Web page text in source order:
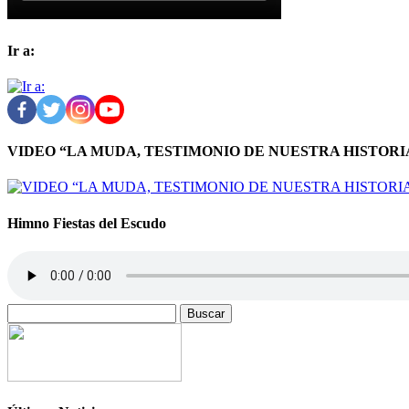
Ir a:
VIDEO “LA MUDA, TESTIMONIO DE NUESTRA
Himno Fiestas del Escudo